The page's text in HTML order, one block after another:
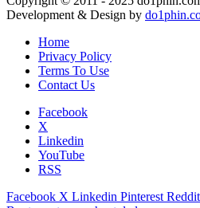
Development & Design by
Home
Privacy Policy
Terms To Use
Contact Us
Facebook
X
Linkedin
YouTube
RSS
Facebook X Linkedin Pinterest Reddit